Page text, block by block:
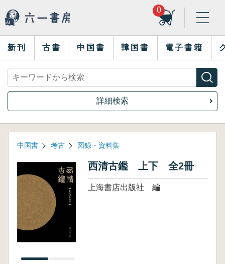
0
新刊 古書 中国書 韓国書 電子書籍
詳細検索
中国書 考古 図録・資料集
西清古鑑 上下 全2冊
上海書店出版社 編